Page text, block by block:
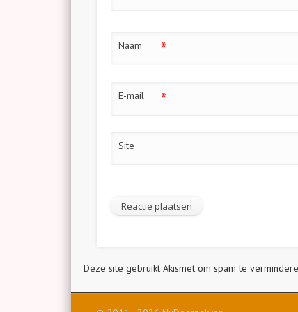
Naam *
E-mail *
Site
Deze site gebruikt Akismet om spam te